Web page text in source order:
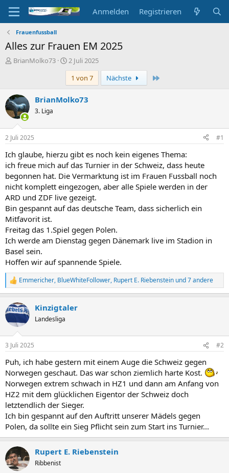
Anmelden Registrieren
Frauenfussball
Alles zur Frauen EM 2025
E
e
l
l
e
BrianMolko73
E
r
t
e
m
2 Juli 2025
1 von 7
Nächste
BrianMolko73
3. Liga
2 Juli 2025 #1
Ich glaube, hierzu gibt es noch kein eigenes Thema:
ich freue mich auf das Turnier in der Schweiz, dass heute
begonnen hat. Die Vermarktung ist im Frauen Fussball noch
nicht komplett eingezogen, aber alle Spiele werden in der
ARD und ZDF live gezeigt.
Bin gespannt auf das deutsche Team, dass sicherlich ein
Mitfavorit ist.
Freitag das 1.Spiel gegen Polen.
Ich werde am Dienstag gegen Dänemark live im Stadion in
Basel sein.
Hoffen wir auf spannende Spiele.
R
e
k
t
i
e
:
Emmericher, BlueWhiteFollower, Rupert E. Riebenstein und 7 andere
Kinzigtaler
Landesliga
3 Juli 2025 #2
Puh, ich habe gestern mit einem Auge die Schweiz gegen
Norwegen geschaut. Das war schon ziemlich harte Kost.
Norwegen extrem schwach in HZ1 und dann am Anfang von
HZ2 mit dem glücklichen Eigentor der Schweiz doch
letztendlich der Sieger.
Ich bin gespannt auf den Auftritt unserer Mädels gegen
Polen, da sollte ein Sieg Pflicht sein zum Start ins Turnier...
Rupert E. Riebenstein
Ribbenist